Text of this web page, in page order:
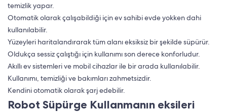
temizlik yapar.
Otomatik olarak çalışabildiği için ev sahibi evde yokken dahi
kullanılabilir.
Yüzeyleri haritalandırarak tüm alanı eksiksiz bir şekilde süpürür.
Oldukça sessiz çalıştığı için kullanımı son derece konforludur.
Akıllı ev sistemleri ve mobil cihazlar ile bir arada kullanılabilir.
Kullanımı, temizliği ve bakımları zahmetsizdir.
Kendini otomatik olarak şarj edebilir.
Robot Süpürge Kullanmanın eksileri